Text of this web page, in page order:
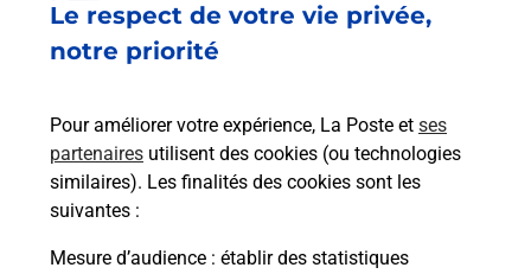
Le respect de votre vie privée,
notre priorité
Pour améliorer votre expérience, La Poste et ses
partenaires utilisent des cookies (ou technologies
similaires). Les finalités des cookies sont les
suivantes :
Mesure d’audience : établir des statistiques
Est-il possible d’acheter un
emballage directement depuis un
Comment demander une
modification de livraison ?